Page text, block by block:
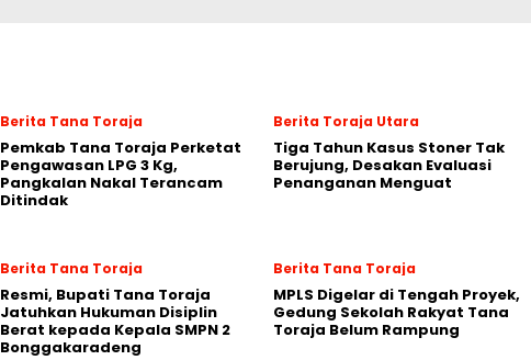
Berita Tana Toraja
Pemkab Tana Toraja Perketat
Pengawasan LPG 3 Kg,
Pangkalan Nakal Terancam
Ditindak
Berita Toraja Utara
Tiga Tahun Kasus Stoner Tak
Berujung, Desakan Evaluasi
Penanganan Menguat
Berita Tana Toraja
Resmi, Bupati Tana Toraja
Jatuhkan Hukuman Disiplin
Berat kepada Kepala SMPN 2
Bonggakaradeng
Berita Tana Toraja
MPLS Digelar di Tengah Proyek,
Gedung Sekolah Rakyat Tana
Toraja Belum Rampung